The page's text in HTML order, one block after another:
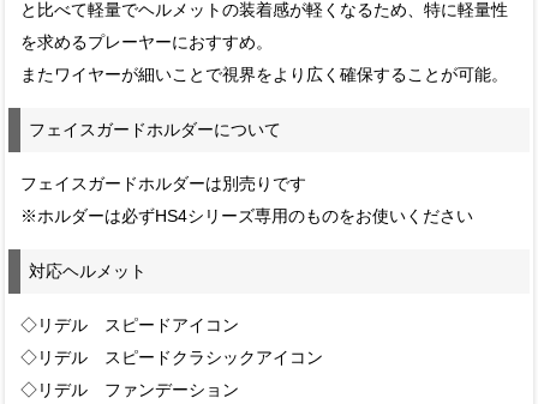
と比べて軽量でヘルメットの装着感が軽くなるため、特に軽量性
を求めるプレーヤーにおすすめ。
またワイヤーが細いことで視界をより広く確保することが可能。
フェイスガードホルダーについて
フェイスガードホルダーは別売りです
※ホルダーは必ずHS4シリーズ専用のものをお使いください
対応ヘルメット
◇リデル スピードアイコン
◇リデル スピードクラシックアイコン
◇リデル ファンデーション